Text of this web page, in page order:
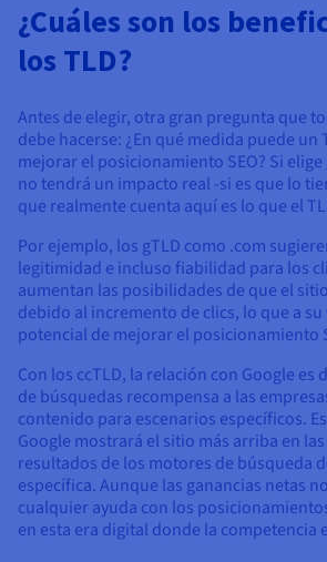
¿Cuáles son los
los TLD?
Antes de elegir, otra gran pregunta que
debe hacerse: ¿En qué medida puede un
mejorar el posicionamiento SEO? Si
no tendrá un impacto real -si es que lo
que realmente cuenta aquí es lo que el
Por ejemplo, los gTLD como .com
legitimidad e incluso fiabilidad para los
aumentan las posibilidades de que el
debido al incremento de clics, lo que a su
potencial de mejorar el posicionamiento
Con los ccTLD, la relación con Google es
de búsquedas recompensa a las
contenido para escenarios específicos.
Google mostrará el sitio más arriba en
resultados de los motores de búsqueda
específica. Aunque las ganancias netas
cualquier ayuda con los
en esta era digital donde la competencia